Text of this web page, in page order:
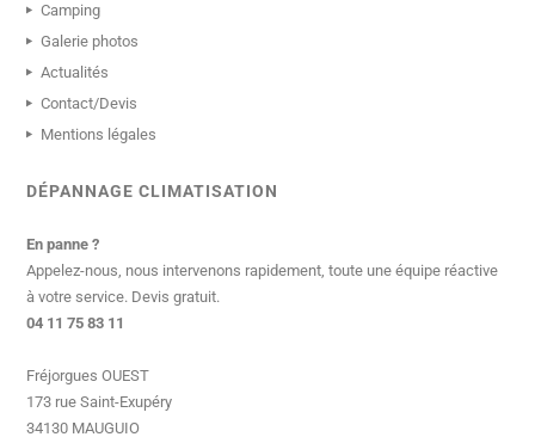
Camping
Galerie photos
Actualités
Contact/Devis
Mentions légales
DÉPANNAGE CLIMATISATION
En panne ?
Appelez-nous, nous intervenons rapidement, toute une équipe réactive
à votre service. Devis gratuit.
04 11 75 83 11
Fréjorgues OUEST
173 rue Saint-Exupéry
34130 MAUGUIO